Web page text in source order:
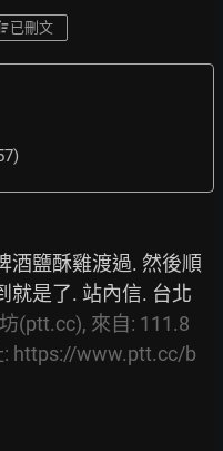
已刪文
酒鹽酥雞渡過. 然後順
就是了. 站內信. 台北
(ptt.cc), 來自: 111.8
https://www.ptt.cc/b